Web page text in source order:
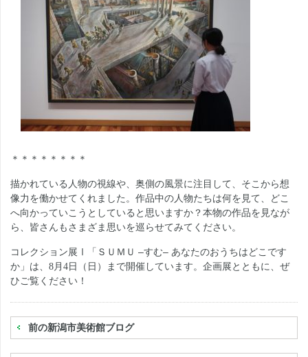
＊＊＊＊＊＊＊＊
描かれている人物の視線や、奥側の風景に注目して、そこから想
像力を働かせてくれました。作品中の人物たちは何を見て、どこ
へ向かっていこうとしていると思いますか？本物の作品を見なが
ら、皆さんもさまざま思いを巡らせてみてください。
コレクション展Ⅰ「ＳＵＭＵ –すむ– あなたのおうちはどこです
か」は、 8 月 4日（日）まで開催しています。企画展とともに、ぜ
ひご覧ください！
前の新潟市美術館ブログ